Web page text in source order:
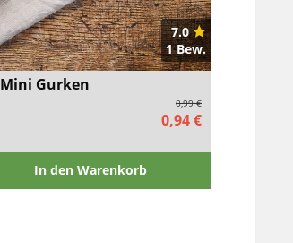
7.0
1 Bew.
Mini Gurken
0,99 €
0,94 €
In den Warenkorb